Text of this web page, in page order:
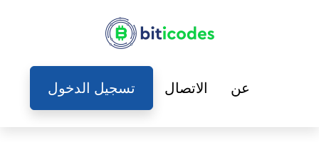
عن الاتصال تسجيل الدخول